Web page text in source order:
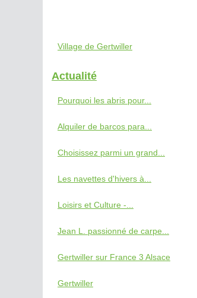
Village de Gertwiller
Actualité
Pourquoi les abris pour...
Alquiler de barcos para...
Choisissez parmi un grand...
Les navettes d'hivers à...
Loisirs et Culture -...
Jean L. passionné de carpe...
Gertwiller sur France 3 Alsace
Gertwiller